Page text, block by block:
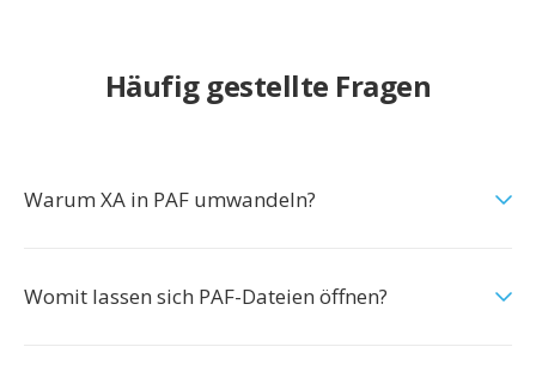
Häufig gestellte Fragen
Warum XA in PAF umwandeln?
Womit lassen sich PAF-Dateien öffnen?